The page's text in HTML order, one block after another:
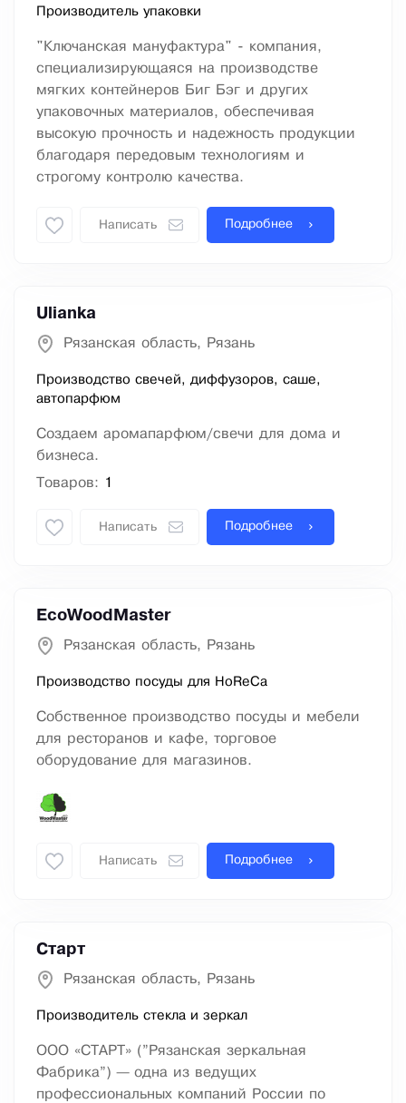
Производитель упаковки
"Ключанская мануфактура" - компания,
специализирующаяся на производстве
мягких контейнеров Биг Бэг и других
упаковочных материалов, обеспечивая
высокую прочность и надежность продукции
благодаря передовым технологиям и
строгому контролю качества.
Написать Подробнее
Ulianka
Рязанская область, Рязань
Производство свечей, диффузоров, саше,
автопарфюм
Создаем аромапарфюм/свечи для дома и
бизнеса.
Товаров: 1
Написать Подробнее
EcoWoodMaster
Рязанская область, Рязань
Производство посуды для HoReCa
Собственное производство посуды и мебели
для ресторанов и кафе, торговое
оборудование для магазинов.
Написать Подробнее
Старт
Рязанская область, Рязань
Производитель стекла и зеркал
ООО «СТАРТ» (”Рязанская зеркальная
Фабрика”) — одна из ведущих
профессиональных компаний России по